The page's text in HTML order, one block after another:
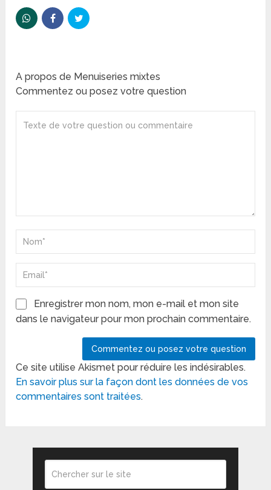
A propos de Menuiseries mixtes
Commentez ou posez votre question
Enregistrer mon nom, mon e-mail et mon site
dans le navigateur pour mon prochain commentaire.
Ce site utilise Akismet pour réduire les indésirables.
En savoir plus sur la façon dont les données de vos
commentaires sont traitées.